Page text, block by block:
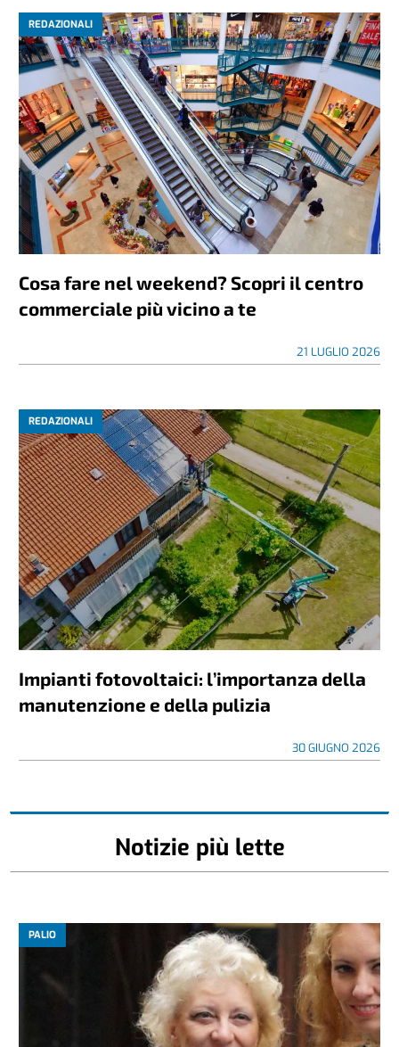
REDAZIONALI
Cosa fare nel weekend? Scopri il centro
commerciale più vicino a te
21 LUGLIO 2026
REDAZIONALI
Impianti fotovoltaici: l’importanza della
manutenzione e della pulizia
30 GIUGNO 2026
Notizie più lette
PALIO